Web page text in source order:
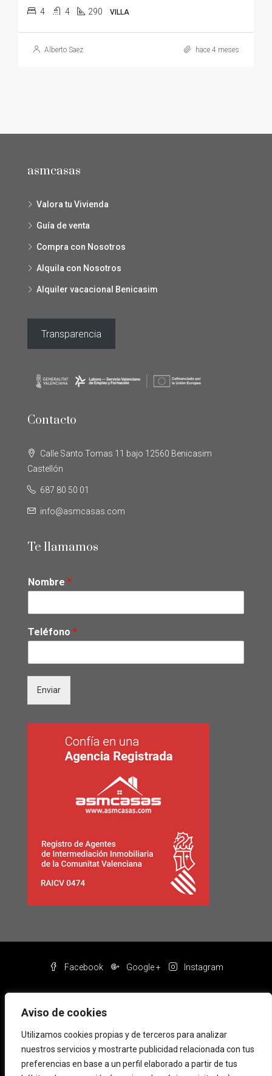
Aviso de cookies
Utilizamos cookies propias y de terceros para analizar
nuestros servicios y mostrarte publicidad relacionada con tus
preferencias en base a un perfil elaborado a partir de tus
4 4 290 VILLA
Alberto Saez hace 4 meses
asmcasas
Valora tu Vivienda
Guía de venta
Compra con Nosotros
Alquila con Nosotros
Alquiler vacacional Benicasim
Transparencia
Contacto
Calle Santo Tomas 11 bajo 12560 Benicasim
Castellón
687 80 50 01
info@asmcasas.com
Te llamamos
Nombre *
Teléfono *
Enviar
Facebook Google + Instagram